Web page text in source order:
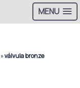
MENU
»válvula bronze